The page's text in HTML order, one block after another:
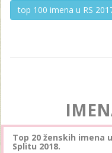
top 100 imena u RS
Top 20 ženskih imena u
Splitu 2018.